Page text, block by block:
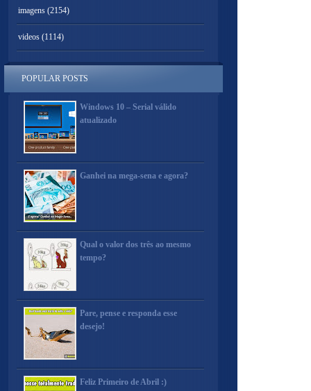
imagens (2154)
videos (1114)
POPULAR POSTS
Windows 10 – Serial válido
atualizado
Ganhei na mega-sena e agora?
Qual o valor dos três ao mesmo
tempo?
Pare, pense e responda esse
desejo!
Feliz Primeiro de Abril :)